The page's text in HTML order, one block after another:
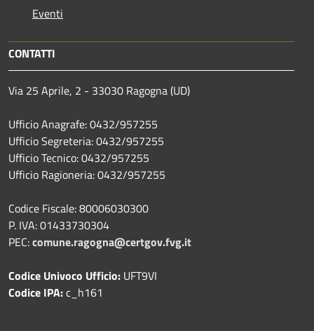
Eventi
CONTATTI
Via 25 Aprile, 2 - 33030 Ragogna (UD)
Ufficio Anagrafe: 0432/957255
Ufficio Segreteria: 0432/957255
Ufficio Tecnico: 0432/957255
Ufficio Ragioneria: 0432/957255
Codice Fiscale: 80006030300
P. IVA: 01433730304
PEC:comune.ragogna@certgov.fvg.it
Codice Univoco Ufficio: UFT9VI
Codice IPA:c_h161